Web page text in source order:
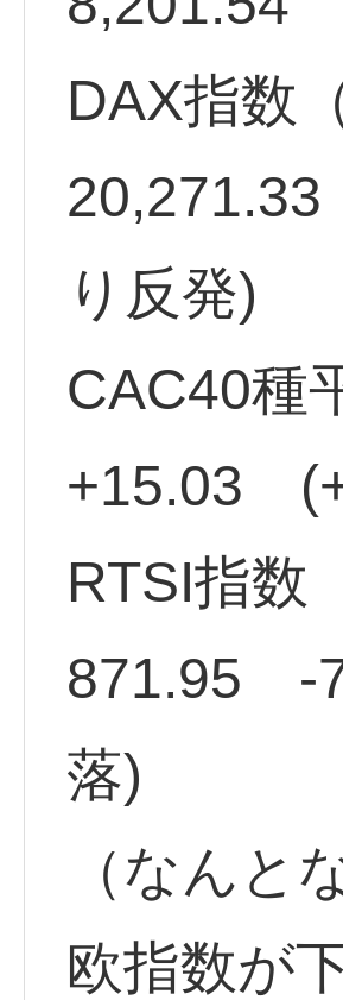
DAX指数
り反発)
CAC40
+15.03
RTSI指数
871.95 -
落)
（なんと
欧指数が